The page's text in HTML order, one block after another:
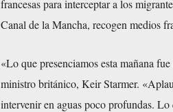
francesas para interceptar a los
Canal de la Mancha, recogen medios
«Lo que presenciamos esta mañana fue
ministro británico, Keir Starmer.
intervenir en aguas poco profundas.